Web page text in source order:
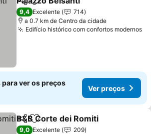
PartilharAdicionar aos favoritos
9,4 Excelente
714
a 0.7 km de Centro da cidade
Edifício histórico com confortos modernos
para ver os preços
Ver preços
PartilharAdicionar aos favoritos
B&B Corte dei Romiti
9,0 Excelente
209